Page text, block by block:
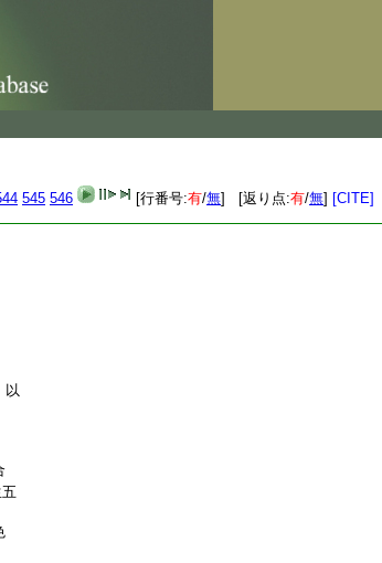
545 546 [行番号:有/無] [返り点:有/無] [CITE]
以